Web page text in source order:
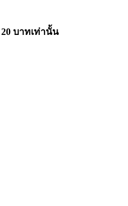
บาทเท่านั้น